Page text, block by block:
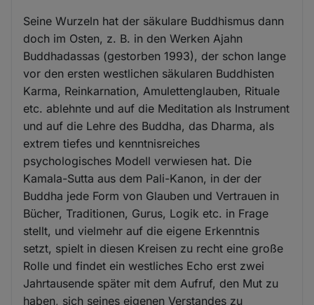
Seine Wurzeln hat der säkulare Buddhismus dann
doch im Osten, z. B. in den Werken Ajahn
Buddhadassas (gestorben 1993), der schon lange
vor den ersten westlichen säkularen Buddhisten
Karma, Reinkarnation, Amulettenglauben, Rituale
etc. ablehnte und auf die Meditation als Instrument
und auf die Lehre des Buddha, das Dharma, als
extrem tiefes und kenntnisreiches
psychologisches Modell verwiesen hat. Die
Kamala-Sutta aus dem Pali-Kanon, in der der
Buddha jede Form von Glauben und Vertrauen in
Bücher, Traditionen, Gurus, Logik etc. in Frage
stellt, und vielmehr auf die eigene Erkenntnis
setzt, spielt in diesen Kreisen zu recht eine große
Rolle und findet ein westliches Echo erst zwei
Jahrtausende später mit dem Aufruf, den Mut zu
haben, sich seines eigenen Verstandes zu